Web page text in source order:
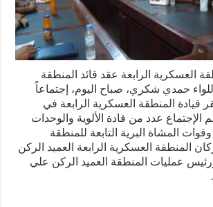
العسكرية الرابعة عقد قائد المنطقة
حمدي شكري، صباح اليوم، إجتماعاً
قيادة المنطقة العسكرية الرابعة في
عدد من قادة الألوية والوحدات
المشاة البرية التابعة للمنطقة
المنطقة العسكرية الرابعة العميد الركن
عمليات المنطقة العميد الركن علي